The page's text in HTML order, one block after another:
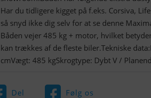
Har du tidligere kigget på f.eks. Corsiva,
så snyd ikke dig selv for at se denne
Båden vejer 485 kg + motor, hvilket
kan trækkes af de fleste biler.Tekniske
cmVægt: 485 kgSkrogtype: Dybt V /
Del Følg os